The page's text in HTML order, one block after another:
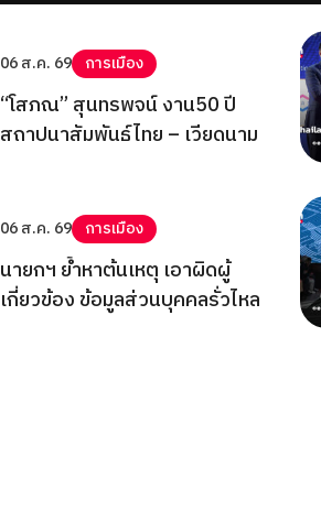
06 ส.ค. 69 การเมือง
“โสภณ” สุนทรพจน์ งาน50 ปี
สถาปนาสัมพันธ์ไทย – เวียดนาม
06 ส.ค. 69 การเมือง
นายกฯ ย้ำหาต้นเหตุ เอาผิดผู้
เกี่ยวข้อง ข้อมูลส่วนบุคคลรั่วไหล